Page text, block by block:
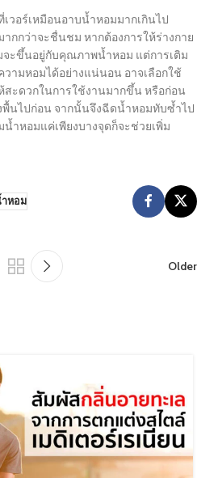
อร์เหมือนอาบน้ำหอมมากเกินไป
กกว่าจะชื่นชม หากต้องการให้ร่างกาย
ะขึ้นอยู่กับคุณภาพน้ำหอม แต่การเติม
ามหอมได้อย่างแน่นอน อาจเลือกใช้
สะดวกในการใช้งานมากขึ้น หรือก่อน
นไปก่อน จากนั้นจึงฉีดน้ำหอมทับซ้ำไป
ำหอมแค่เพียงบางจุดก็จะช่วยเพิ่ม
หอม
Older